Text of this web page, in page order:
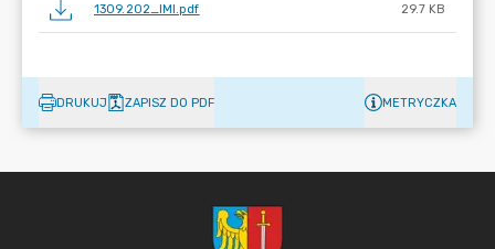
1309.202_IMI.pdf 29.7 KB
DRUKUJ ZAPISZ DO PDF METRYCZKA